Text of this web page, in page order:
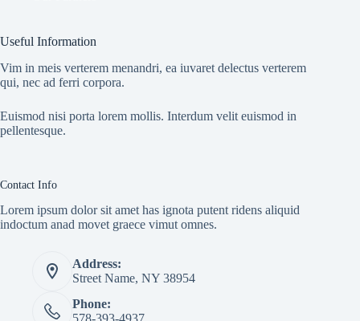
Useful Information
Vim in meis verterem menandri, ea iuvaret delectus verterem
qui, nec ad ferri corpora.
Euismod nisi porta lorem mollis. Interdum velit euismod in
pellentesque.
Contact Info
Lorem ipsum dolor sit amet has ignota putent ridens aliquid
indoctum anad movet graece vimut omnes.
Address:
Street Name, NY 38954
Phone:
578-393-4937